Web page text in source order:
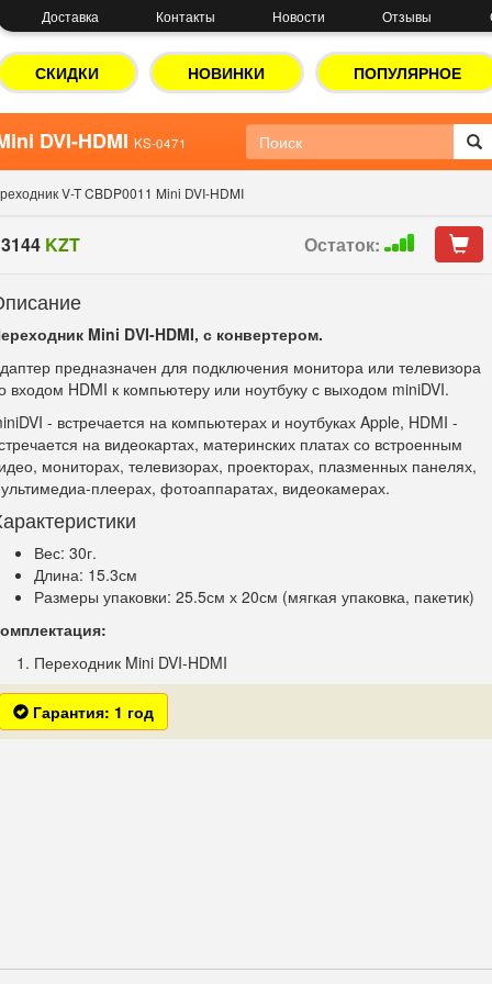
Доставка Контакты Новости Отзывы
СКИДКИ НОВИНКИ ПОПУЛЯРНОЕ
V-T CBDP0011 Mini DVI-HDMI
DVI-HDMI KS-0471
3144 KZT Остаток:
Mini DVI-HDMI, с конвертером.
предназначен для подключения монитора или телевизора
входом HDMI к компьютеру или ноутбуку с выходом miniDVI.
- встречается на компьютерах и ноутбуках Apple, HDMI -
на видеокартах, материнских платах со встроенным
мониторах, телевизорах, проекторах, плазменных панелях,
плеерах, фотоаппаратах, видеокамерах.
Вес: 30г.
Длина: 15.3см
Размеры упаковки: 25.5см х 20см (мягкая упаковка, пакетик)
Переходник Mini DVI-HDMI
Гарантия: 1 год